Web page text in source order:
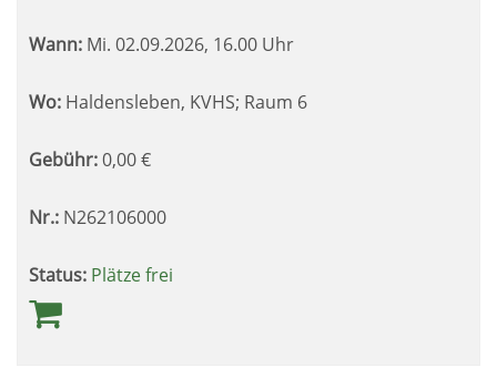
Wann: Mi. 02.09.2026, 16.00 Uhr
Wo: Haldensleben, KVHS; Raum 6
Gebühr:0,00€
Nr.: N262106000
Status: Plätze frei